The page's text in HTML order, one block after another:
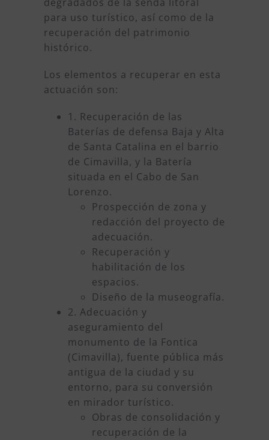
para uso turístico, así como de la
recuperación del patrimonio
histórico.
Los elementos a recuperar en esta
actuación son:
1. Recuperación de las
Baterías de defensa Baja y Alta
de Santa Catalina en el barrio
de Cimavilla, y la Batería
situada en el Cabo de San
Lorenzo.
Prospección de zona y
redacción del proyecto de
adecuación.
Recuperación y
habilitación de los
espacios.
Diseño de la museografía.
2. Adecuación y
aseguramiento del
monumento de la Fontica
(Cimavilla), fuente pública más
antigua de la ciudad y su
entorno, para su conversión
en mirador turístico.
Obras de consolidación y
recuperación de la